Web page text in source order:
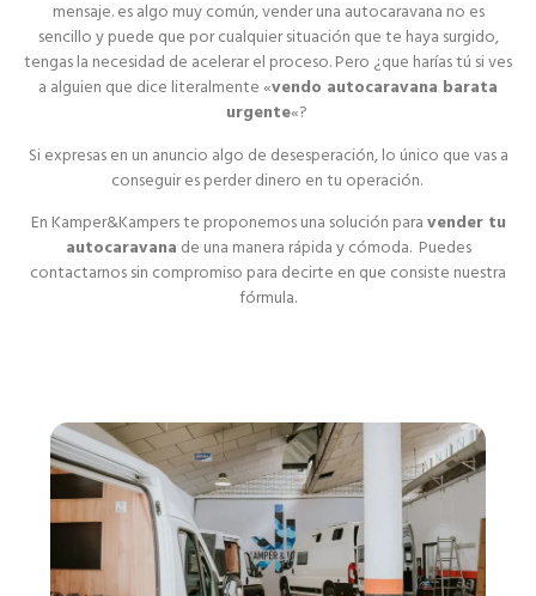
mensaje. es algo muy común, vender una autocaravana no es
sencillo y puede que por cualquier situación que te haya surgido,
tengas la necesidad de acelerar el proceso. Pero ¿que harías tú si ves
a alguien que dice literalmente «vendo autocaravana barata
urgente«?
Si expresas en un anuncio algo de desesperación, lo único que vas a
conseguir es perder dinero en tu operación.
En Kamper&Kampers te proponemos una solución paravender tu
autocaravana de una manera rápida y cómoda. Puedes
contactarnos sin compromiso para decirte en que consiste nuestra
fórmula.